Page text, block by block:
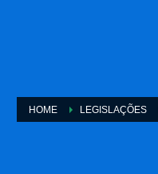
HOME LEGISLAÇÕES